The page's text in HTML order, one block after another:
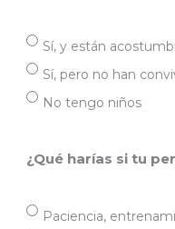
Sí, y están
Sí, pero no han
No tengo niños
¿Qué harías si tu
Paciencia,